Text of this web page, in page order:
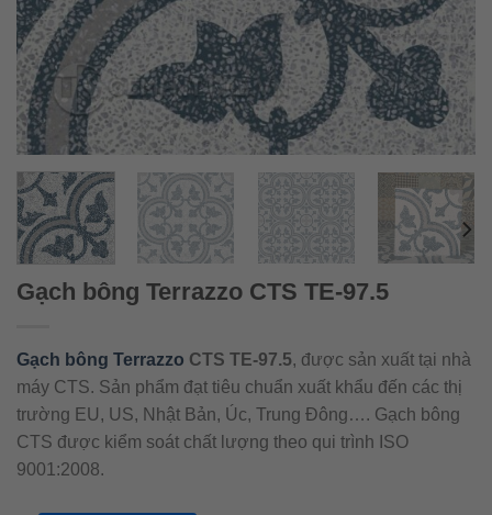
Gạch bông Terrazzo CTS TE-97.5
Gạch bông Terrazzo CTS TE-97.5, được sản xuất tại nhà
máy CTS. Sản phẩm đạt tiêu chuẩn xuất khẩu đến các thị
trường EU, US, Nhật Bản, Úc, Trung Đông…. Gạch bông
CTS được kiểm soát chất lượng theo qui trình ISO
9001:2008.